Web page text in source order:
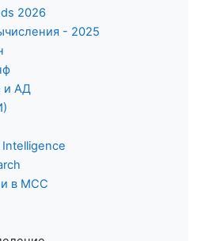
2026
- 2025
и АД
Intelligence
в МСС